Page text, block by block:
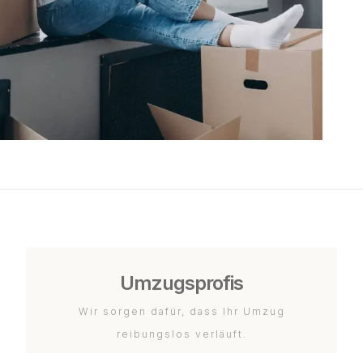
Umzugsprofis
Wir sorgen dafür, dass Ihr Umzug
reibungslos verläuft.